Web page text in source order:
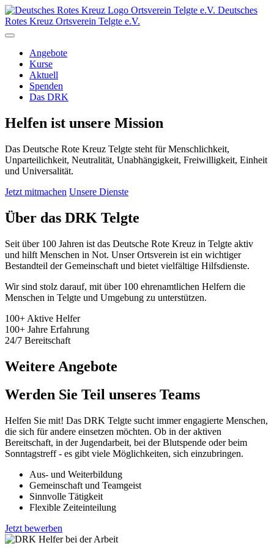
Ortsverein Telgte e.V. Deutsches
Rotes Kreuz Ortsverein Telgte e.V.
Angebote
Kurse
Aktuell
Spenden
Das DRK
Helfen ist unsere Mission
Das Deutsche Rote Kreuz Telgte steht für Menschlichkeit,
Unparteilichkeit, Neutralität, Unabhängigkeit, Freiwilligkeit, Einheit
und Universalität.
Jetzt mitmachen Unsere Dienste
Über das DRK Telgte
Seit über 100 Jahren ist das Deutsche Rote Kreuz in Telgte aktiv
und hilft Menschen in Not. Unser Ortsverein ist ein wichtiger
Bestandteil der Gemeinschaft und bietet vielfältige Hilfsdienste.
Wir sind stolz darauf, mit über 100 ehrenamtlichen Helfern die
Menschen in Telgte und Umgebung zu unterstützen.
100+ Aktive Helfer
100+ Jahre Erfahrung
24/7 Bereitschaft
Weitere Angebote
Werden Sie Teil unseres Teams
Helfen Sie mit! Das DRK Telgte sucht immer engagierte Menschen,
die sich für andere einsetzen möchten. Ob in der aktiven
Bereitschaft, in der Jugendarbeit, bei der Blutspende oder beim
Sonntagstreff - es gibt viele Möglichkeiten, sich einzubringen.
Aus- und Weiterbildung
Gemeinschaft und Teamgeist
Sinnvolle Tätigkeit
Flexible Zeiteinteilung
Jetzt bewerben